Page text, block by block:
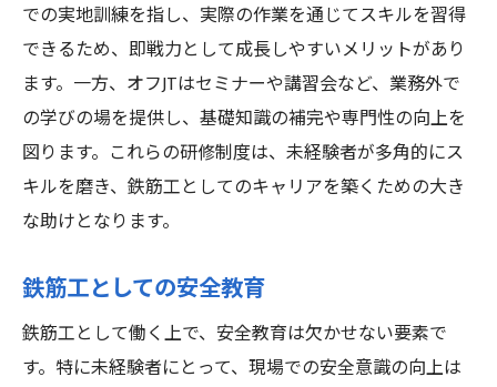
での実地訓練を指し、実際の作業を通じてスキルを習得
できるため、即戦力として成長しやすいメリットがあり
ます。一方、オフJTはセミナーや講習会など、業務外で
の学びの場を提供し、基礎知識の補完や専門性の向上を
図ります。これらの研修制度は、未経験者が多角的にス
キルを磨き、鉄筋工としてのキャリアを築くための大き
な助けとなります。
鉄筋工としての安全教育
鉄筋工として働く上で、安全教育は欠かせない要素で
す。特に未経験者にとって、現場での安全意識の向上は